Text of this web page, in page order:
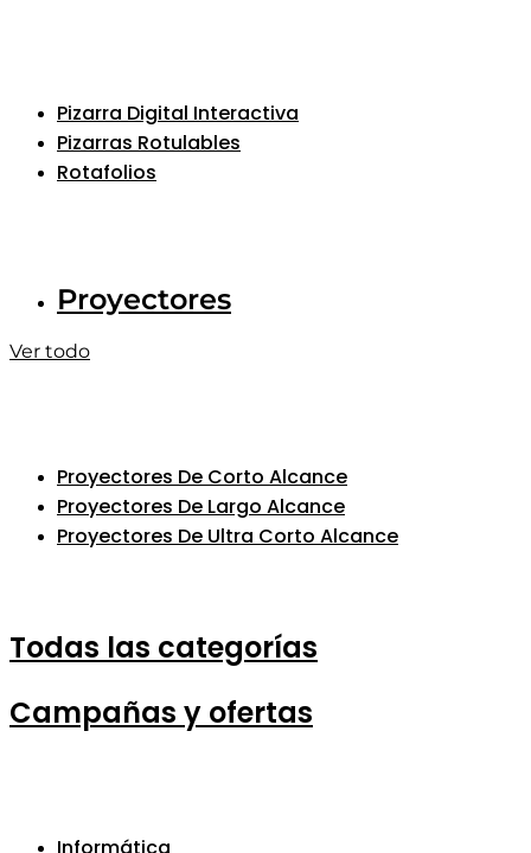
Pizarra Digital Interactiva
Pizarras Rotulables
Rotafolios
Proyectores
Ver todo
Proyectores De Corto Alcance
Proyectores De Largo Alcance
Proyectores De Ultra Corto Alcance
Todas las categorías
Campañas y ofertas
Informática